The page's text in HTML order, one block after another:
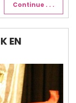
Continue . . .
EN